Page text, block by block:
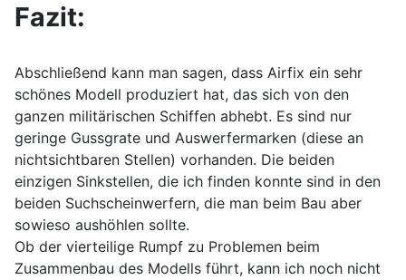
Fazit:
Abschließend kann man sagen, dass Airfix ein sehr
schönes Modell produziert hat, das sich von den
ganzen militärischen Schiffen abhebt. Es sind nur
geringe Gussgrate und Auswerfermarken (diese an
nichtsichtbaren Stellen) vorhanden. Die beiden
einzigen Sinkstellen, die ich finden konnte sind in den
beiden Suchscheinwerfern, die man beim Bau aber
sowieso aushöhlen sollte.
Ob der vierteilige Rumpf zu Problemen beim
Zusammenbau des Modells führt, kann ich noch nicht